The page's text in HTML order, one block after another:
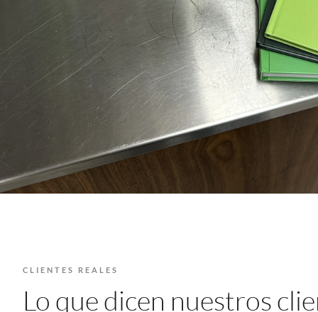
CLIENTES REALES
Lo que dicen nuestros